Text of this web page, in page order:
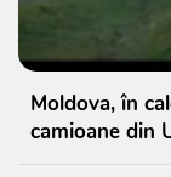
Moldova, în
camioane din